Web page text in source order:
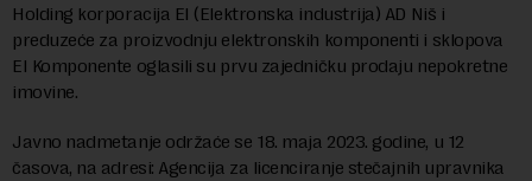
Holding korporacija EI (Elektronska industrija) AD Niš i
preduzeće za proizvodnju elektronskih komponenti i sklopova
EI Komponente oglasili su prvu zajedničku prodaju nepokretne
imovine.
Javno nadmetanje održaće se 18. maja 2023. godine, u 12
časova, na adresi: Agencija za licenciranje stečajnih upravnika